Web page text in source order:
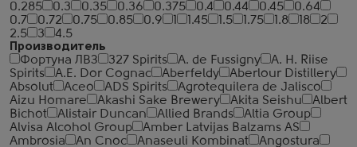
0.285
0.3 0.35 0.36 0.375 0.4 0.44 0.45
0.64
0.7
0.72 0.75 0.85 0.9 1.45 1.5 1.75 1.8 18
2
2.5
3
4.5
Производитель
Фортуна ЛВЗ
327 Spirits A. de Fussigny
A. H. Riise
Spirits
A.E. Dor Cognac Aberfeldy
Aberlour Distillery
Absolut
Aceo ADS Spirits
Agrotequilera de Jalisco
Aizu Homare
Akashi Sake Brewery Akita Seishu
Albert
Bichot
Alistair Duncan Allied Brands
Altia Group
Alvisa Alcohol Group
Amber Latvijas Balzams AS
Ambrosia
An Cnoc Anaseuli Kombinat
Angostura